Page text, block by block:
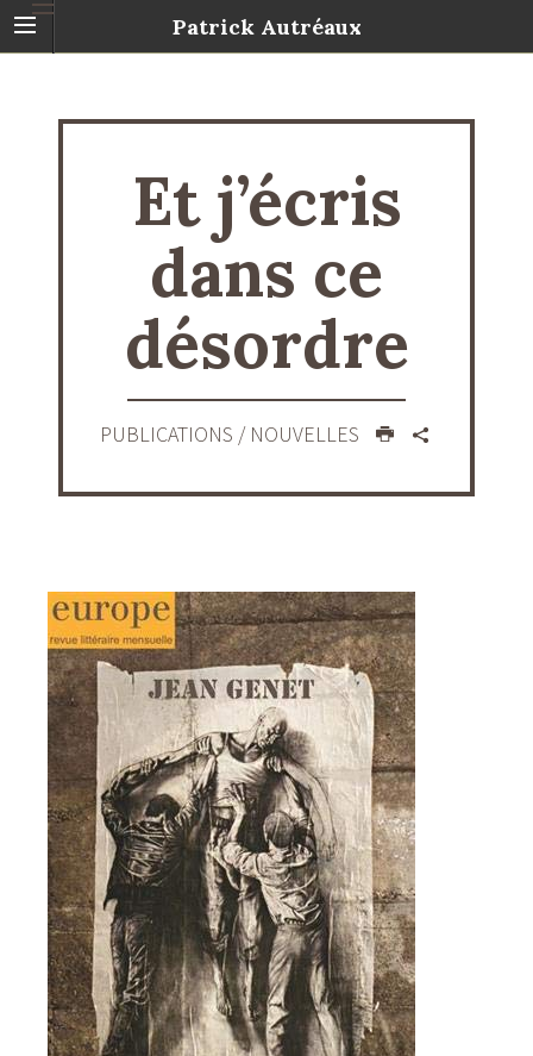
Patrick Autréaux
Et j’écris
dans ce
désordre
PUBLICATIONS / NOUVELLES